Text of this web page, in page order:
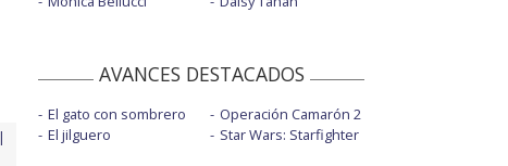
AVANCES DESTACADOS
El gato con sombrero
El jilguero
Operación Camarón 2
Star Wars: Starfighter